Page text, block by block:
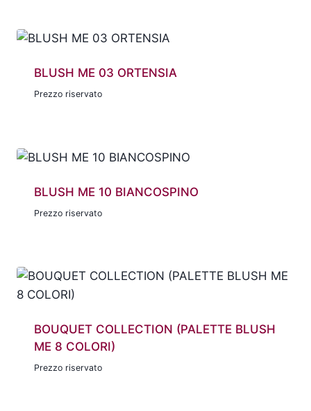
BLUSH ME 03 ORTENSIA
Prezzo riservato
BLUSH ME 10 BIANCOSPINO
Prezzo riservato
BOUQUET COLLECTION (PALETTE BLUSH
ME 8 COLORI)
Prezzo riservato